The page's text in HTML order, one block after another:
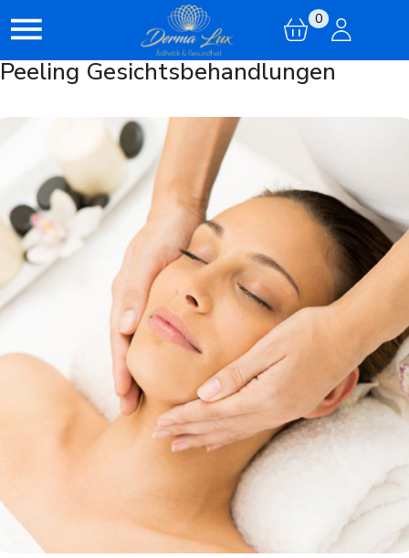
0
Peeling Gesichtsbehandlungen